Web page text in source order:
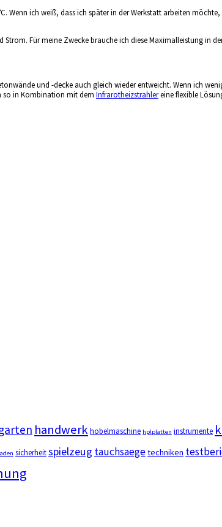
Wenn ich weiß, dass ich später in der Werkstatt arbeiten
Für meine Zwecke brauche ich diese Maximalleistung in
und -decke auch gleich wieder entweicht. Wenn ich
so in Kombination mit dem Infrarotheizstrahlereine flexible
handwerk hobelmaschine hplplatten instrumente
sicherheitspielzeug tauchsaegetechniken